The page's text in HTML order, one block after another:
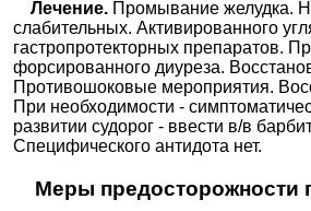
Лечение. Промывание желудка.
слабительных. Активированного
гастропротекторных препаратов.
форсированного диуреза.
Противошоковые мероприятия.
При необходимости -
развитии судорог - ввести в/в
Специфического антидота нет.
Меры предосторожности